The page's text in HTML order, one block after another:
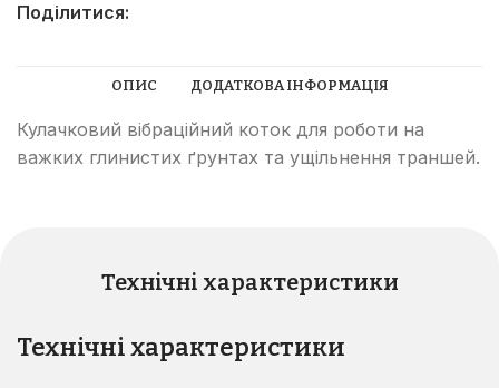
Поділитися:
ОПИС ДОДАТКОВА ІНФОРМАЦІЯ
Кулачковий вібраційний коток для роботи на
важких глинистих ґрунтах та ущільнення траншей.
Технічні характеристики
Технічні характеристики